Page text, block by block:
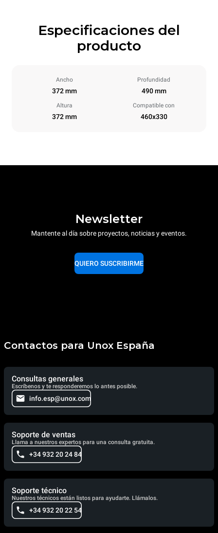
Especificaciones del
producto
Ancho
372 mm
Profundidad
490 mm
Altura
372 mm
Compatible con
460x330
Newsletter
Mantente al día sobre proyectos, noticias y eventos.
QUIERO SUSCRIBIRME
Contactos para Unox España
Consultas generales
Escríbenos y te responderemos lo antes posible.
info.esp@unox.com
Soporte de ventas
Llama a nuestros expertos para una consulta gratuita.
+34 932 20 24 84
Soporte técnico
Nuestros técnicos están listos para ayudarte. Llámalos.
+34 932 20 22 54